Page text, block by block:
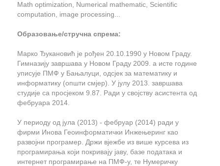
Math optimization, Numerical mathematic, Scientific
computation, image processing...
Обрaзовaње/стручнa спремa:
Марко Ђукановић је рођен 20.10.1990 у Новом Граду.
Гимназију завршава у Новом Граду 2009. а исте године
уписује ПМФ у Бањалуци, одсјек за математику и
информатику (општи смјер). У јулу 2013. завршава
студије са просјеком 9.87. Ради у својству асистента од
фебруара 2014.
У периоду од јула (2013) - фебруар (2014) ради у
фирми Инова Геоинформатички Инжењеринг као
развојни програмер. Држи вјежбе из више курсева из
програмирања који покривају јаву, базе података и
интернет програмирање на ПМФ-у, те Нумеричку